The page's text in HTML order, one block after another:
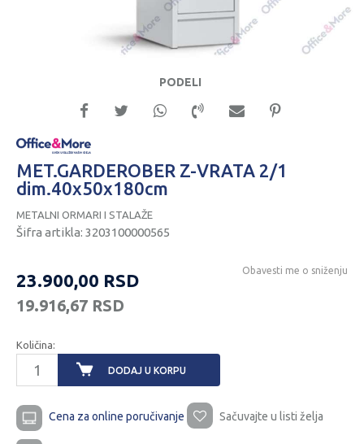
PODELI
MET.GARDEROBER Z-VRATA 2/1
dim.40x50x180cm
METALNI ORMARI I STALAŽE
Šifra artikla: 3203100000565
23.900,00 RSD
19.916,67 RSD
Obavesti me o sniženju
Količina:
DODAJ U KORPU
Cena za online poručivanje Sačuvajte u listi želja